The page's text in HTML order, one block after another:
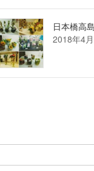
日本橋高
2018年4